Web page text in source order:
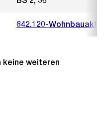
842.120-
keine weiteren